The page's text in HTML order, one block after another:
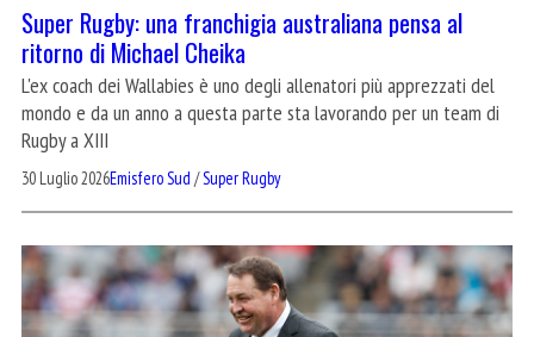
Super Rugby: una franchigia australiana pensa al
ritorno di Michael Cheika
L'ex coach dei Wallabies è uno degli allenatori più apprezzati del
mondo e da un anno a questa parte sta lavorando per un team di
Rugby a XIII
30 Luglio 2026Emisfero Sud /Super Rugby